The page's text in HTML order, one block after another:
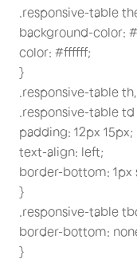
.responsive-table
background-color:
color: #ffffff;
}
.responsive-table th,
.responsive-table
padding: 12px 15px;
text-align: left;
border-bottom: 1px
}
.responsive-table
border-bottom:
}